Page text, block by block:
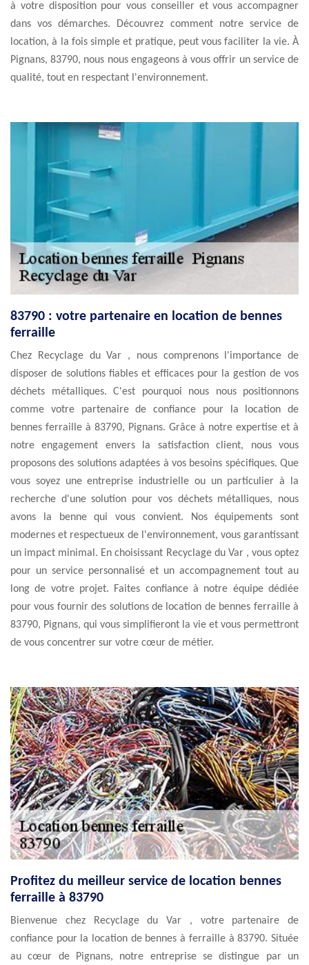
à votre disposition pour vous conseiller et vous accompagner
dans vos démarches. Découvrez comment notre service de
location, à la fois simple et pratique, peut vous faciliter la vie. À
Pignans, 83790, nous nous engageons à vous offrir un service de
qualité, tout en respectant l'environnement.
83790 : votre partenaire en location de bennes
ferraille
Chez Recyclage du Var , nous comprenons l'importance de
disposer de solutions fiables et efficaces pour la gestion de vos
déchets métalliques. C'est pourquoi nous nous positionnons
comme votre partenaire de confiance pour la location de
bennes ferraille à 83790, Pignans. Grâce à notre expertise et à
notre engagement envers la satisfaction client, nous vous
proposons des solutions adaptées à vos besoins spécifiques. Que
vous soyez une entreprise industrielle ou un particulier à la
recherche d'une solution pour vos déchets métalliques, nous
avons la benne qui vous convient. Nos équipements sont
modernes et respectueux de l'environnement, vous garantissant
un impact minimal. En choisissant Recyclage du Var , vous optez
pour un service personnalisé et un accompagnement tout au
long de votre projet. Faites confiance à notre équipe dédiée
pour vous fournir des solutions de location de bennes ferraille à
83790, Pignans, qui vous simplifieront la vie et vous permettront
de vous concentrer sur votre cœur de métier.
Profitez du meilleur service de location bennes
ferraille à 83790
Bienvenue chez Recyclage du Var , votre partenaire de
confiance pour la location de bennes à ferraille à 83790. Située
au cœur de Pignans, notre entreprise se distingue par un